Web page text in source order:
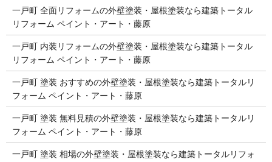
一戸町 全面リフォームの外壁塗装・屋根塗装なら建築トータル
リフォーム ペイント・アート・藤原
一戸町 内装リフォームの外壁塗装・屋根塗装なら建築トータル
リフォーム ペイント・アート・藤原
一戸町 塗装 おすすめの外壁塗装・屋根塗装なら建築トータルリ
フォーム ペイント・アート・藤原
一戸町 塗装 無料見積の外壁塗装・屋根塗装なら建築トータルリ
フォーム ペイント・アート・藤原
一戸町 塗装 相場の外壁塗装・屋根塗装なら建築トータルリフォ